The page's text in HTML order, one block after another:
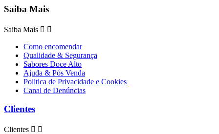
Saiba Mais
Saiba Mais  
Como encomendar
Qualidade & Segurança
Sabores Doce Alto
Ajuda & Pós Venda
Politica de Privacidade e Cookies
Canal de Denúncias
Clientes
Clientes  